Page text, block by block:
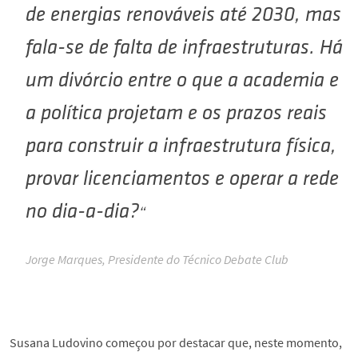
de energias renováveis até 2030, mas
fala-se de falta de infraestruturas. Há
um divórcio entre o que a academia e
a política projetam e os prazos reais
para construir a infraestrutura física,
provar licenciamentos e operar a rede
no dia-a-dia?
Jorge Marques, Presidente do Técnico Debate Club
Susana Ludovino começou por destacar que, neste momento,